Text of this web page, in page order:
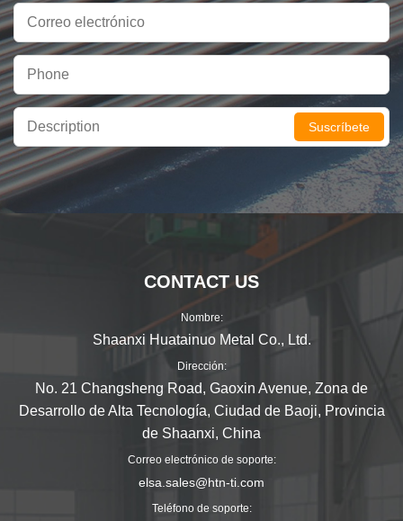
Suscríbete
CONTACT US
Nombre:
Shaanxi Huatainuo Metal Co., Ltd.
Dirección:
No. 21 Changsheng Road, Gaoxin Avenue, Zona de
Desarrollo de Alta Tecnología, Ciudad de Baoji, Provincia
de Shaanxi, China
Correo electrónico de soporte:
elsa.sales@htn-ti.com
Teléfono de soporte: